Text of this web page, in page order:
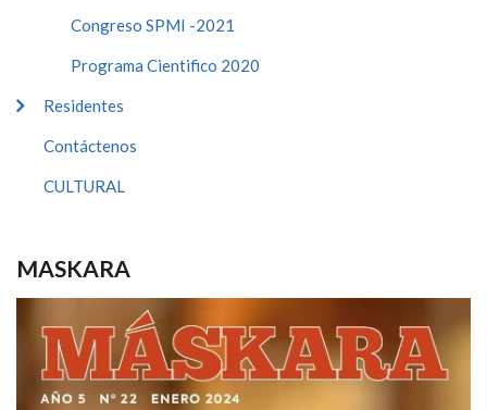
Congreso SPMI -2021
Programa Cientifico 2020
Residentes
Contáctenos
CULTURAL
MASKARA